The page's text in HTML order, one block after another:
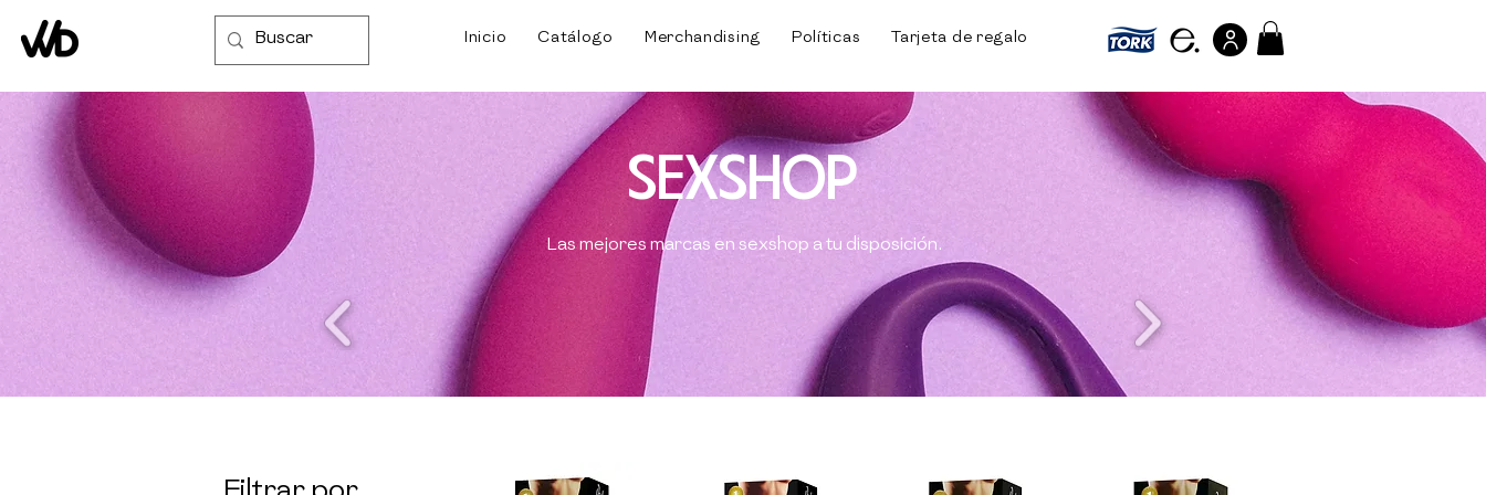
Inicio Catálogo Merchandising Políticas Tarjeta de regalo Referir personas
SEXSHOP
Las mejores marcas en sexshop a tu disposición.